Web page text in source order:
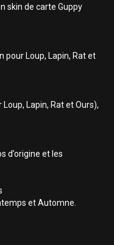
skin de carte Guppy
pour Loup, Lapin, Rat et
Lapin, Rat et Ours),
d’origine et les
et Automne.